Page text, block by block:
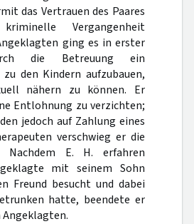
das Vertrauen des Paares
Vergangenheit
ging es in erster
die Betreuung ein
den Kindern aufzubauen,
nähern zu können. Er
Entlohnung zu verzichten;
jedoch auf Zahlung eines
verschwieg er die
Nachdem E. H. erfahren
mit seinem Sohn
Freund besucht und dabei
hatte, beendete er